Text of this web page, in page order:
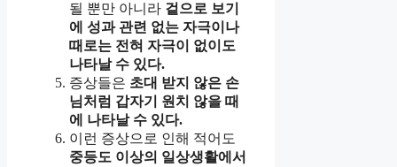
될 뿐만 아니라 겉으로 보기
에 성과 관련 없는 자극이나
때로는 전혀 자극이 없이도
나타날 수 있다.
증상들은 초대 받지 않은 손
님처럼 갑자기 원치 않을 때
에 나타날 수 있다.
이런 증상으로 인해 적어도
중등도 이상의 일상생활에서